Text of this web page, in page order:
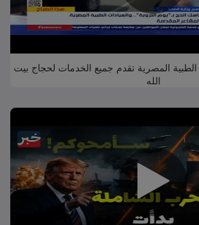
المصرية تقدم جميع الخدمات لحجاج بيت
الله